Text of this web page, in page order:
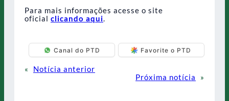
Para mais informações acesse o site
oficial clicando aqui.
Canal do PTD Favorite o PTD
«
Notícia anterior
Próxima notícia
»